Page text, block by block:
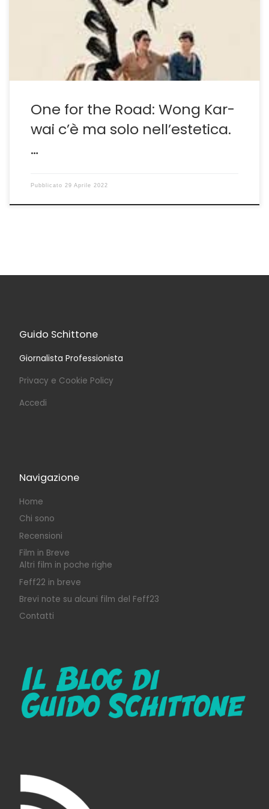
successo riscosso al Sundance. In primis perché a
produrlo è niente meno che Wong Kar-wai, sempre
molto attento a ciò che realizzano i […]
One for the Road: Wong Kar-
wai c’è ma solo nell’estetica.
…
Pubblicato 29 Aprile 2022
Guido Schittone
Giornalista Professionista
Privacy e Cookie Policy
Accedi
Navigazione
Home
Chi sono
Recensioni
Film in Breve
Altri film in poche righe
Feff22 in breve
Brevi note su alcuni film del Feff23
Contatti